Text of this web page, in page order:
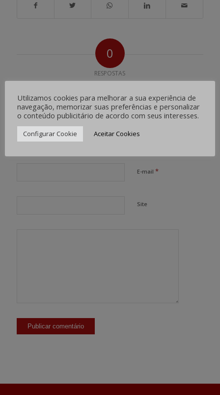
0
RESPOSTAS
Want to join the discussion?
Feel free to contribute!
Nome
E-mail *
Site
Utilizamos cookies para melhorar a sua experiência de
navegação, memorizar suas preferências e personalizar
o conteúdo publicitário de acordo com seus interesses.
Configurar Cookie Aceitar Cookies